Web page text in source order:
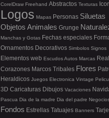
CorelDraw Freehand Abstractos Texturas
Logos Mapas Personas Siluetas
Objetos Animales Grunge
Manchas y Gotas Fechas especiales
Ornamentos Decorativos Simbolos Signos
Elementos web EscudosAutos Marcas
Corazones Marcos Tribales Flores
Heraldicos Juegos Electronica Vintage
3D Caricaturas Dibujos Vacaciones
Pascua Dia de la madre Dia del padre
Fondos Estrellas Tatuajes Banners